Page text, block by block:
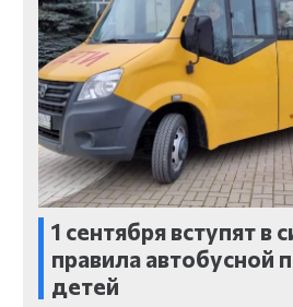
1 сентября вступят в
правила автобусной
детей